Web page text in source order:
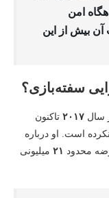
امن
بیش از این
سفته‌بازی؟
سال ۲۰۱۷ تاکنون
است. او درباره
محدود ۲۱ میلیونی